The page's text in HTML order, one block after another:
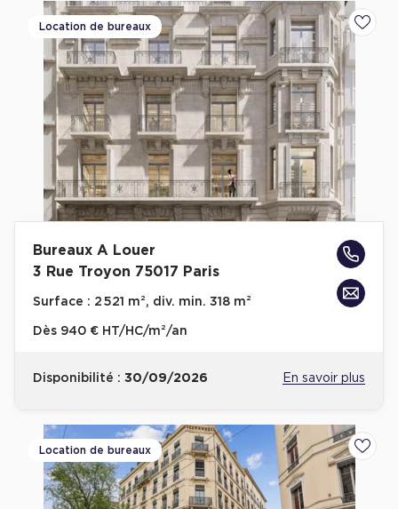
Location de bureaux
Bureaux A Louer
3 Rue Troyon 75017 Paris
Surface : 2 521 m², div. min. 318 m²
Dès 940 € HT/HC/m²/an
Disponibilité : 30/09/2026 En savoir plus
Location de bureaux